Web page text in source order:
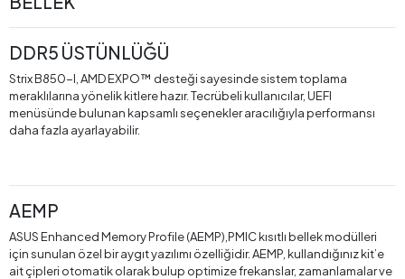
DDR5 ÜSTÜNLÜĞÜ
Strix B850-I, AMD EXPO™ desteği sayesinde sistem toplama
meraklılarına yönelik kitlere hazır. Tecrübeli kullanıcılar, UEFI
menüsünde bulunan kapsamlı seçenekler aracılığıyla performansı
daha fazla ayarlayabilir.
AEMP
ASUS Enhanced Memory Profile (AEMP),PMIC kısıtlı bellek modülleri
için sunulan özel bir aygıt yazılımı özelliğidir. AEMP, kullandığınız kit’e
ait çipleri otomatik olarak bulup optimize frekanslar, zamanlamalar ve